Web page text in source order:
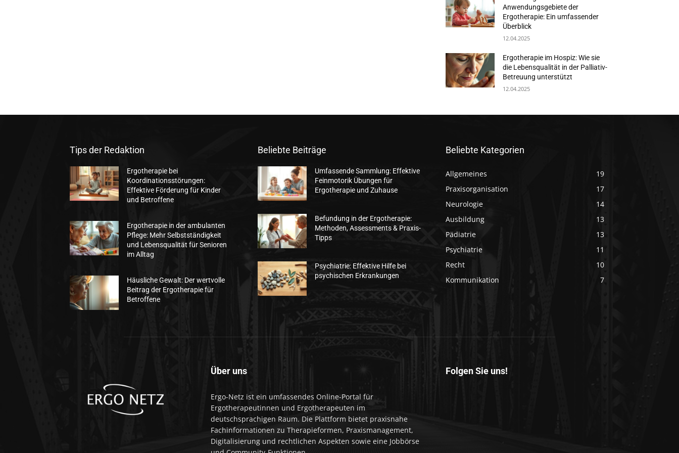
Anwendungsgebiete der
Ergotherapie: Ein umfassender
Überblick
12.04.2025
Ergotherapie im Hospiz: Wie sie
die Lebensqualität in der Palliativ-
Betreuung unterstützt
12.04.2025
Tips der Redaktion
Ergotherapie bei
Koordinationsstörungen:
Effektive Förderung für Kinder
und Betroffene
Ergotherapie in der ambulanten
Pflege: Mehr Selbstständigkeit
und Lebensqualität für Senioren
im Alltag
Häusliche Gewalt: Der wertvolle
Beitrag der Ergotherapie für
Betroffene
Beliebte Beiträge
Umfassende Sammlung: Effektive
Feinmotorik Übungen für
Ergotherapie und Zuhause
Befundung in der Ergotherapie:
Methoden, Assessments & Praxis-
Tipps
Psychiatrie: Effektive Hilfe bei
psychischen Erkrankungen
Beliebte Kategorien
Allgemeines
19
Praxisorganisation
17
Neurologie
14
Ausbildung
13
Pädiatrie
13
Psychiatrie
11
Recht
10
Kommunikation
7
Über uns
Ergo-Netz ist ein umfassendes Online-Portal für
Ergotherapeutinnen und Ergotherapeuten im
deutschsprachigen Raum. Die Plattform bietet praxisnahe
Fachinformationen zu Therapieformen, Praxismanagement,
Digitalisierung und rechtlichen Aspekten sowie eine Jobbörse
Folgen Sie uns!